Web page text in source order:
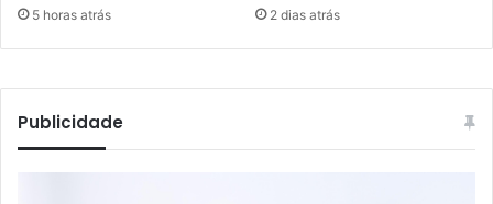
5 horas atrás 2 dias atrás
Publicidade